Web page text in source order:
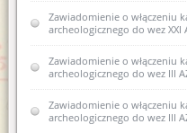
Zawiadomienie o
zabytków karty
lądowego 10 AZP 30-50/
Zawiadomienie o zamiarze
zabytku
ewidencji zabytków 1 AZP
0001
Zawiadomienie o włączeniu
archeologicznego do wez XXI
Zawiadomienie o włączeniu
archeologicznego do wez III
Zawiadomienie o włączeniu
archeologicznego do wez III